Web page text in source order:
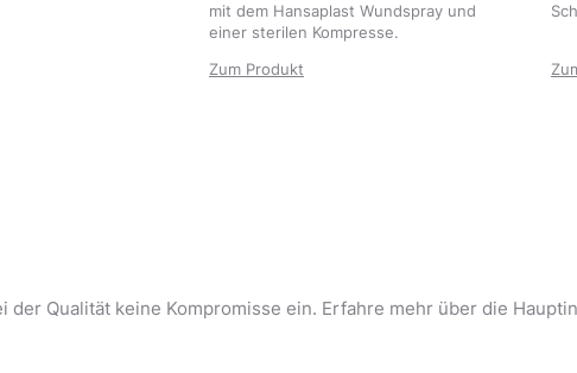
mit dem Hansaplast Wundspray und
einer sterilen Kompresse.
Zum Produkt
Qualität keine Kompromisse ein. Erfahre mehr über die